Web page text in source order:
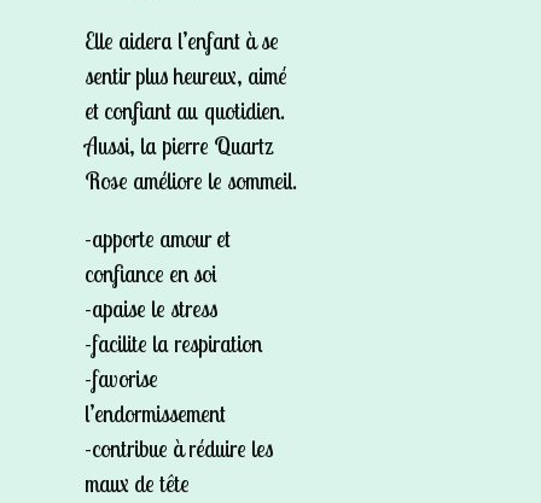
Elle aidera l’enfant à se
sentir plus heureux, aimé
et confiant au quotidien.
Aussi, la pierre Quartz
Rose améliore le sommeil.
-apporte amour et
confiance en soi
-apaise le stress
-facilite la respiration
-favorise
l’endormissement
-contribue à réduire les
maux de tête